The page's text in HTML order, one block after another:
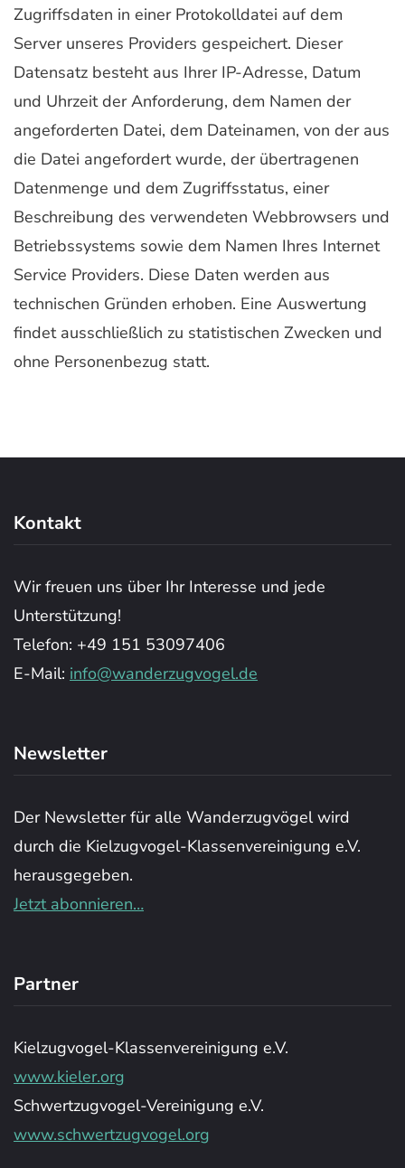
Zugriffsdaten in einer Protokolldatei auf dem
Server unseres Providers gespeichert. Dieser
Datensatz besteht aus Ihrer IP-Adresse, Datum
und Uhrzeit der Anforderung, dem Namen der
angeforderten Datei, dem Dateinamen, von der aus
die Datei angefordert wurde, der übertragenen
Datenmenge und dem Zugriffsstatus, einer
Beschreibung des verwendeten Webbrowsers und
Betriebssystems sowie dem Namen Ihres Internet
Service Providers. Diese Daten werden aus
technischen Gründen erhoben. Eine Auswertung
findet ausschließlich zu statistischen Zwecken und
ohne Personenbezug statt.
Kontakt
Wir freuen uns über Ihr Interesse und jede
Unterstützung!
Telefon: +49 151 53097406
E-Mail: info@wanderzugvogel.de
Newsletter
Der Newsletter für alle Wanderzugvögel wird
durch die Kielzugvogel-Klassenvereinigung e.V.
herausgegeben.
Jetzt abonnieren…
Partner
Kielzugvogel-Klassenvereinigung e.V.
www.kieler.org
Schwertzugvogel-Vereinigung e.V.
www.schwertzugvogel.org